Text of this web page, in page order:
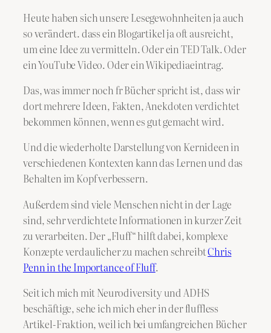
Heute haben sich unsere Lesegewohnheiten ja auch
so verändert. dass ein Blogartikel ja oft ausreicht,
um eine Idee zu vermitteln. Oder ein TED Talk. Oder
ein YouTube Video. Oder ein Wikipediaeintrag.
Das, was immer noch fr Bücher spricht ist, dass wir
dort mehrere Ideen, Fakten, Anekdoten verdichtet
bekommen können, wenn es gut gemacht wird.
Und die wiederholte Darstellung von Kernideen in
verschiedenen Kontexten kann das Lernen und das
Behalten im Kopf verbessern.
Außerdem sind viele Menschen nicht in der Lage
sind, sehr verdichtete Informationen in kurzer Zeit
zu verarbeiten. Der „Fluff“ hilft dabei, komplexe
Konzepte verdaulicher zu machen schreibtChris
Penn in the Importance of Fluff.
Seit ich mich mit Neurodiversity und ADHS
beschäftige, sehe ich mich eher in der fluffless
Artikel-Fraktion, weil ich bei umfangreichen Bücher